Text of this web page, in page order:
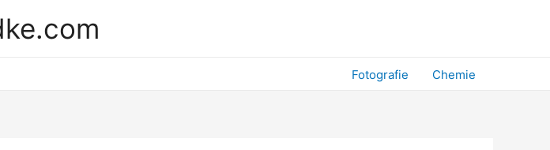
Fotografie Chemie